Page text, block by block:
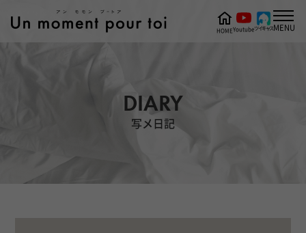
DIARY
写メ日記
HOMEYoutubeツイキャスMENU